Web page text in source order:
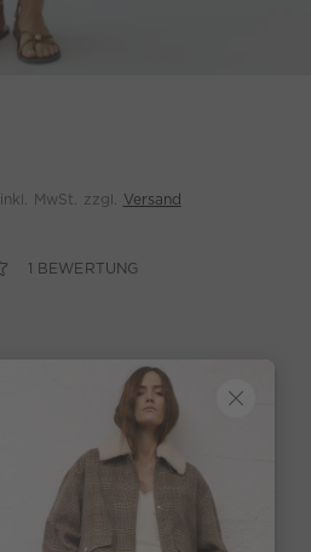
inkl. MwSt. zzgl. Versand
1 BEWERTUNG